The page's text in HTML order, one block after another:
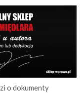
o dokumenty